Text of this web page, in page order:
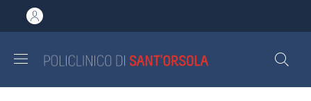
al contenuto principale
to footer content